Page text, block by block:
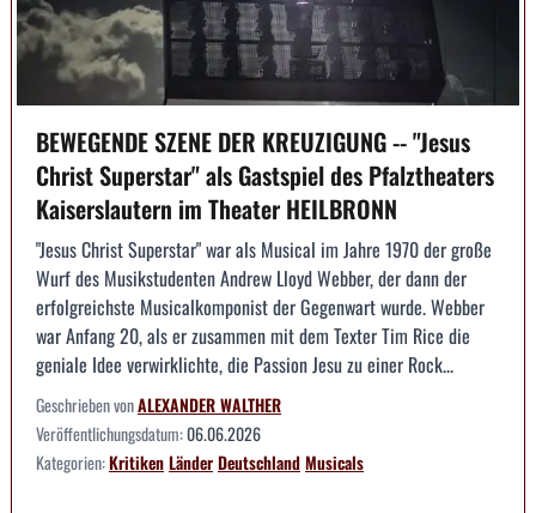
BEWEGENDE SZENE DER KREUZIGUNG -- "Jesus
Christ Superstar" als Gastspiel des Pfalztheaters
Kaiserslautern im Theater HEILBRONN
"Jesus Christ Superstar" war als Musical im Jahre 1970 der große
Wurf des Musikstudenten Andrew Lloyd Webber, der dann der
erfolgreichste Musicalkomponist der Gegenwart wurde. Webber
war Anfang 20, als er zusammen mit dem Texter Tim Rice die
geniale Idee verwirklichte, die Passion Jesu zu einer Rock...
Geschrieben vonALEXANDER WALTHER
Veröffentlichungsdatum:06.06.2026
Kategorien:KritikenLänderDeutschlandMusicals